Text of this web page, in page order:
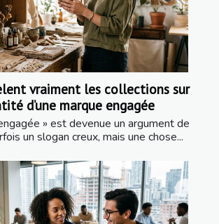
vraiment les collections sur
d’une marque engagée
» est devenue un argument de
un slogan creux, mais une chose...